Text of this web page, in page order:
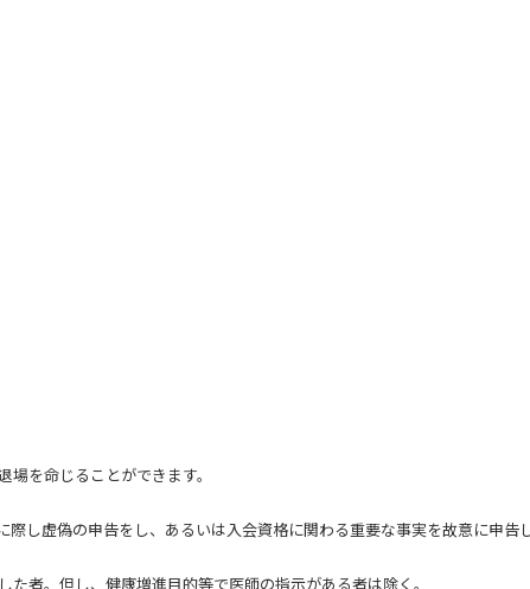
を命じることができます。
し虚偽の申告をし、あるいは入会資格に関わる重要な事実を故意に申告
者。但し、健康増進目的等で医師の指示がある者は除く。